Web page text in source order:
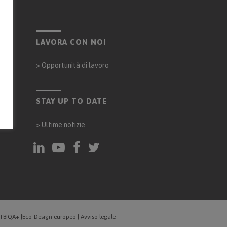
LAVORA CON NOI
> Opportunità di lavoro
STAY UP TO DATE
> Ultime notizie
Eco-Design europeo Avviso legale